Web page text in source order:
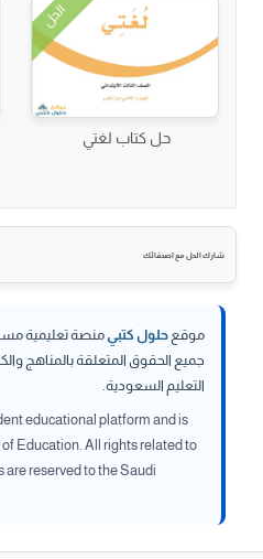
الحل
حل كتاب لغتي
شارك الحل مع اصدقائك
موقع حلول كتبيمنصة تعليمية
جميع الحقوق المتعلقة بالمناهج
التعليم السعودية.
educational platform and is
Education. All rights related to
are reserved to the Saudi